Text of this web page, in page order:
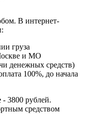
В интернет-
груза
и МО
денежных средств)
100%, до начала
- 3800 рублей.
средством